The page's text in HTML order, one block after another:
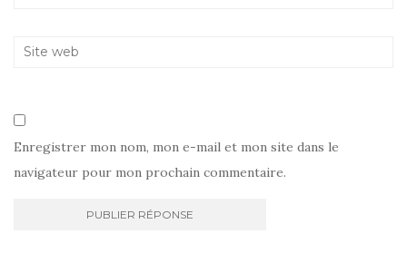
Enregistrer mon nom, mon e-mail et mon site dans le
navigateur pour mon prochain commentaire.